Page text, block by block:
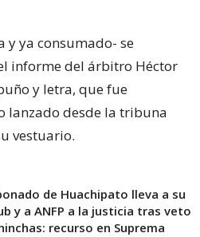
y ya consumado- se
informe del árbitro Héctor
y letra, que fue
lanzado desde la tribuna
vestuario.
de Huachipato lleva a su
y a ANFP a la justicia tras veto
recurso en Suprema